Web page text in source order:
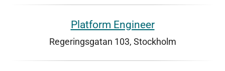
Platform Engineer
Regeringsgatan 103, Stockholm